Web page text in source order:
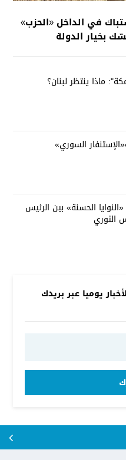
في الداخل «الحزب»
بخيار الدولة
ماذا ينتظر لبنان؟
السوري»
الحسنة» بين الرئيس
الثوري
يوميا عبر بريدك